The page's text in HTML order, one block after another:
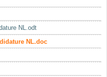
NL.odt
NL.doc